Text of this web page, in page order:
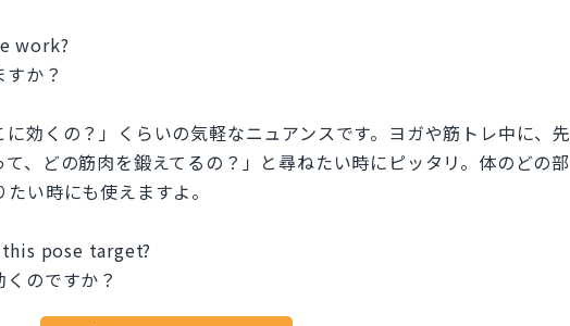
work?
か？
効くの？」くらいの気軽なニュアンスです。ヨガや筋トレ中に、先
、どの筋肉を鍛えてるの？」と尋ねたい時にピッタリ。体のどの部
い時にも使えますよ。
pose target?
のですか？